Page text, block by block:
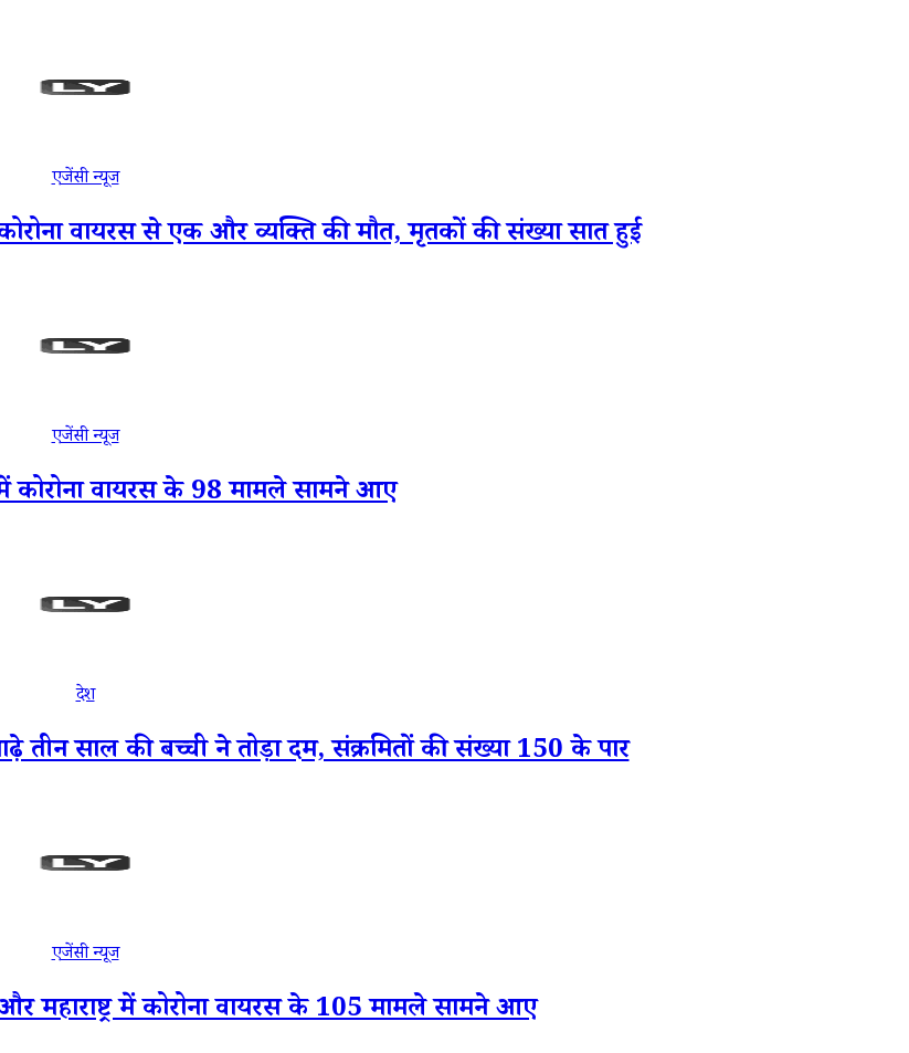
एजेंसी न्यूज
वायरस से एक और व्यक्ति की मौत, मृतकों की संख्या सात हुई
एजेंसी न्यूज
में कोरोना वायरस के 98 मामले सामने आए
देश
तीन साल की बच्ची ने तोड़ा दम, संक्रमितों की संख्या 150 के पार
एजेंसी न्यूज
में कोरोना वायरस के 105 मामले सामने आए